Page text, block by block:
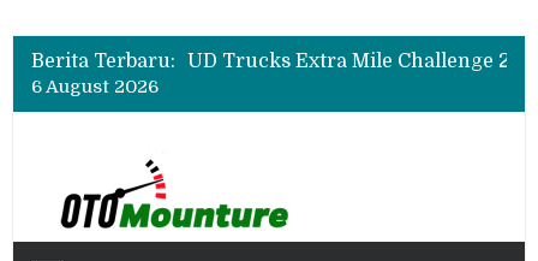
Berita Terbaru:
6 August 2026